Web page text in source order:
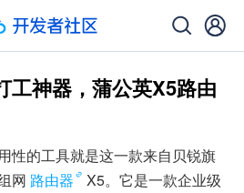
工神器，蒲公英X5路由
性的工具就是这一款来自贝锐旗
网 路由器
X5。它是一款企业级